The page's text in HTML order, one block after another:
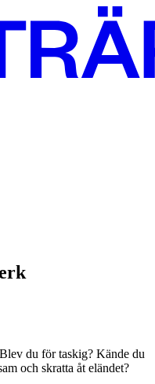
du för taskig? Kände du
och skratta åt eländet?